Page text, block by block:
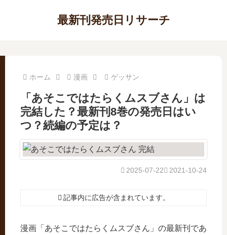
最新刊発売日リサーチ
ホーム 漫画 ゲッサン
「あそこではたらくムスブさん」は
完結した？最新刊8巻の発売日はい
つ？続編の予定は？
2021-10-24
2025-07-22
記事内に広告が含まれています。
漫画「あそこではたらくムスブさん」の最新刊であ